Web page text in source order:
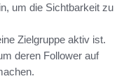
um die Sichtbarkeit zu
Zielgruppe aktiv ist.
deren Follower auf